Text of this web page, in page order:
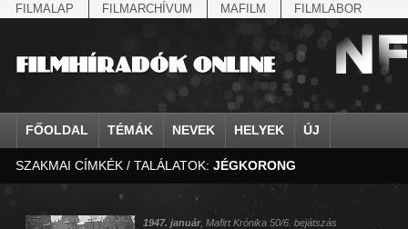
FILMALAP FILMARCHÍVUM MAFILM FILMLABOR
FŐOLDAL TÉMÁK NEVEK HELYEK ÚJ
agrárium
államfő
államosítás
állatvilág
amerikai magyarok
Anschluss
antant
április 4.
IV. Béla, magyar királ...
Aarons-Hughes, Ruth
Abe Nobuyuki
Aczél Ilona
Ádám Zoltán
Ady Endre
Agárdi Gábor
Aimone savoya-
Albert Ferenc
Aarau
Abapuszta
Abony
Addisz-Abeba
Adony
Adua
Alag
SZAKMAI CÍMKÉK / TALÁLATOK:JÉGKORONG
1947. január, Mafirt Krónika 50/6. bejátszás